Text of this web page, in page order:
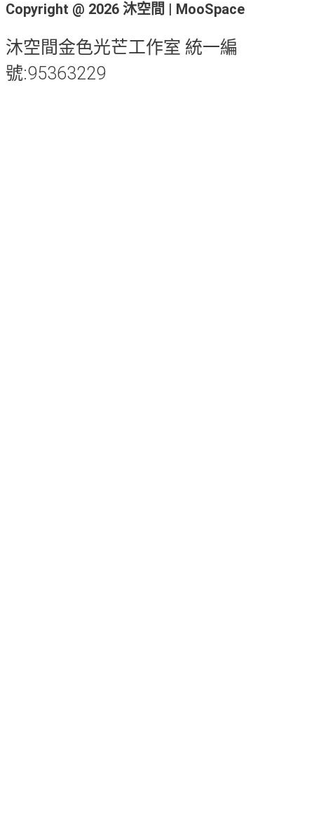
Copyright @ 2026 沐空間 | MooSpace
沐空間金色光芒工作室 統一編
號:95363229